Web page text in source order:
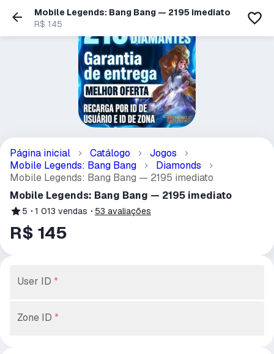
Mobile Legends: Bang Bang — 2195 imediato
R$ 145
Página inicial Catálogo
Jogos
Mobile Legends: Bang Bang
Diamonds
Mobile Legends: Bang Bang — 2195 imediato
Mobile Legends: Bang Bang — 2195 imediato
5 1 013 vendas 53 avaliações
R$ 145
User ID *
Zone ID *